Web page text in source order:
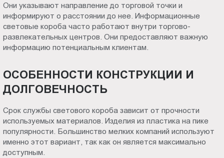
Они указывают направление до торговой точки и
информируют о расстоянии до нее. Информационные
световые короба часто работают внутри торгово-
развлекательных центров. Они предоставляют важную
информацию потенциальным клиентам.
ОСОБЕННОСТИ КОНСТРУКЦИИ И
ДОЛГОВЕЧНОСТЬ
Срок службы светового короба зависит от прочности
используемых материалов. Изделия из пластика на пике
популярности. Большинство мелких компаний используют
именно этот вариант, так как он является максимально
доступным.